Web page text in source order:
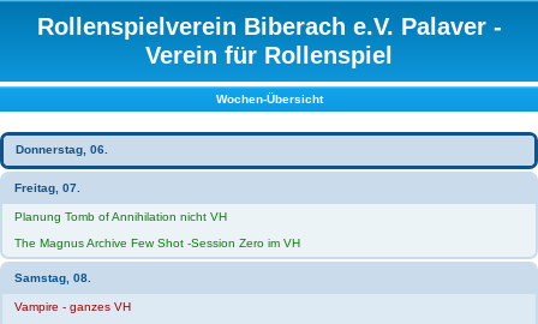
Rollenspielverein Biberach e.V. Palaver -
Verein für Rollenspiel
Wochen-Übersicht
Donnerstag, 06.
Freitag, 07.
Planung Tomb of Annihilation nicht VH
The Magnus Archive Few Shot -Session Zero im VH
Samstag, 08.
Vampire - ganzes VH